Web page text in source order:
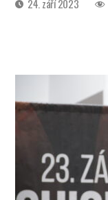
24. září 2023